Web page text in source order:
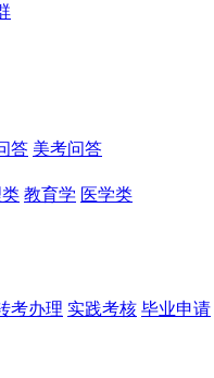
答 美考问答
教育学 医学类
考办理 实践考核 毕业申请